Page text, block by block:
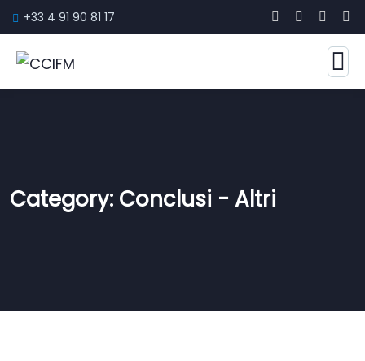
+33 4 91 90 81 17
Category: Conclusi - Altri
Agrécolter